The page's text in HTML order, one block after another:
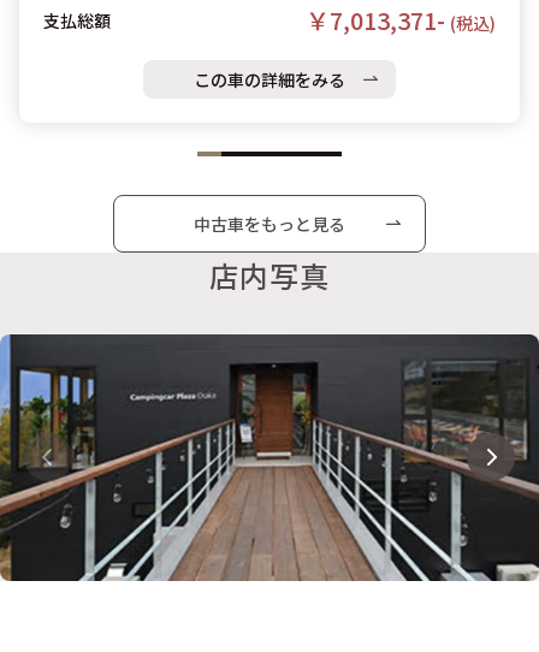
支払総額 ￥7,013,371- (税込)
この車の詳細をみる
中古車をもっと見る
店内写真